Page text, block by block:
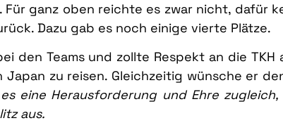
ganz oben reichte es zwar nicht, dafür
Dazu gab es noch einige vierte Plätze.
den Teams und zollte Respekt an die TKH
Japan zu reisen. Gleichzeitig wünsche er
eine Herausforderung und Ehre
aus.